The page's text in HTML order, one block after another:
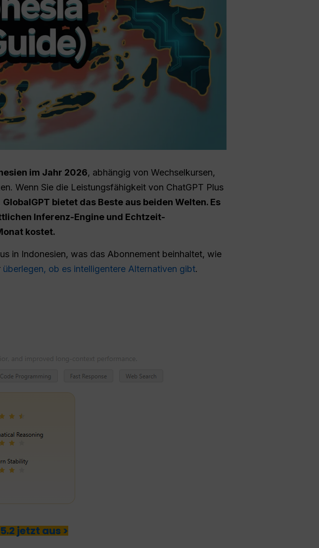
im Jahr 2026, abhängig von Wechselkursen,
Wenn Sie die Leistungsfähigkeit von ChatGPT Plus
GlobalGPT bietet das Beste aus beiden Welten. Es
Inferenz-Engine und Echtzeit-
kostet.
in Indonesien, was das Abonnement beinhaltet, wie
überlegen, ob es intelligentere Alternativen gibt.
jetzt aus >